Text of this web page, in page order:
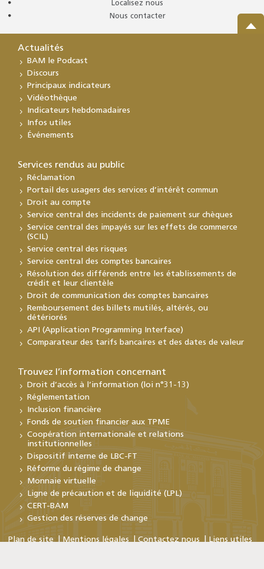
Localisez nous
Nous contacter
Actualités
BAM le Podcast
Discours
Principaux indicateurs
Vidéothèque
Indicateurs hebdomadaires
Infos utiles
Événements
Services rendus au public
Réclamation
Portail des usagers des services d’intérêt commun
Droit au compte
Service central des incidents de paiement sur chèques
Service central des impayés sur les effets de commerce
(SCIL)
Service central des risques
Service central des comptes bancaires
Résolution des différends entre les établissements de
crédit et leur clientèle
Droit de communication des comptes bancaires
Remboursement des billets mutilés, altérés, ou
détériorés
API (Application Programming Interface)
Comparateur des tarifs bancaires et des dates de valeur
Trouvez l’information concernant
Droit d’accès à l’information (loi n°31-13)
Réglementation
Inclusion financière
Fonds de soutien financier aux TPME
Coopération internationale et relations
institutionnelles
Dispositif interne de LBC-FT
Réforme du régime de change
Monnaie virtuelle
Ligne de précaution et de liquidité (LPL)
CERT-BAM
Gestion des réserves de change
Plan de site Mentions légales Contactez nous Liens utiles